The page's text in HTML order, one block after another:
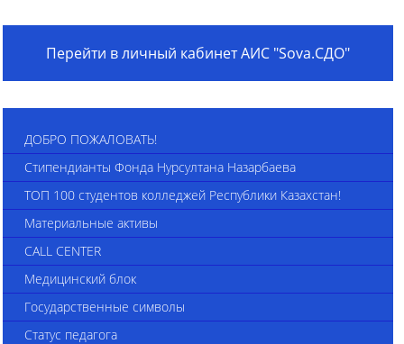
Перейти в личный кабинет АИС "Sova.СДО"
ДОБРО ПОЖАЛОВАТЬ!
Стипендианты Фонда Нурсултана Назарбаева
ТОП 100 студентов колледжей Республики Казахстан!
Материальные активы
CALL CENTER
Медицинский блок
Государственные символы
Статус педагога